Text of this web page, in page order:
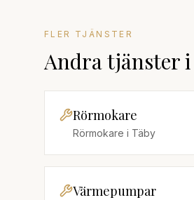
FLER TJÄNSTER
Andra tjänsteri
Rörmokare
Rörmokare i Täby
Värmepumpar